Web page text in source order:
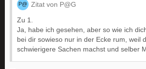
Zitat von P@G
Zu 1.
Ja, habe ich gesehen, aber so wie ich
bei dir sowieso nur in der Ecke rum, weil
schwierigere Sachen machst und selber